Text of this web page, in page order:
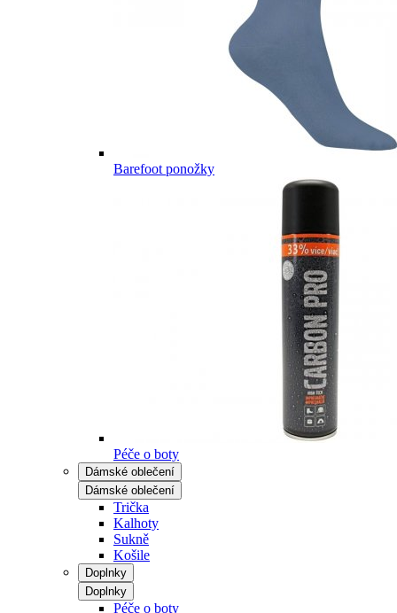
Barefoot ponožky
Péče o boty
Dámské oblečení
Dámské oblečení
Trička
Kalhoty
Sukně
Košile
Doplnky
Doplnky
Péče o boty